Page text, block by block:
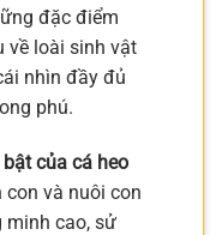
đặc điểm
về loài sinh vật
nhìn đầy đủ
phú.
của cá heo
con và nuôi con
minh cao, sử